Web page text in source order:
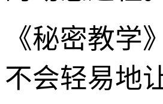
《秘密教学
不会轻易地